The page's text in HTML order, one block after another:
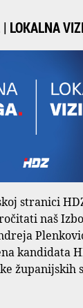
LOKALNA
stranici
naš
kandidata
županijskih